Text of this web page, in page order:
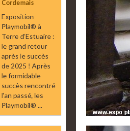
Cordemais
Exposition
Playmobil® à
Terre d’Estuaire :
le grand retour
après le succès
de 2025 ! Après
le formidable
succès rencontré
l’an passé, les
Playmobil® ...